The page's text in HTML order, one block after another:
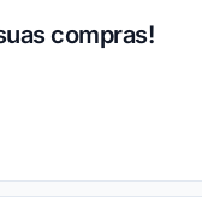
compras!